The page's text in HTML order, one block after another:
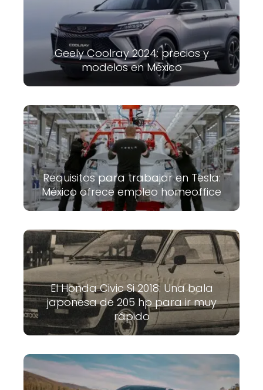
Geely Coolray 2024: precios y
modelos en México
Requisitos para trabajar en Tesla:
México ofrece empleo homeoffice
El Honda Civic Si 2018: Una bala
japonesa de 205 hp para ir muy
rápido